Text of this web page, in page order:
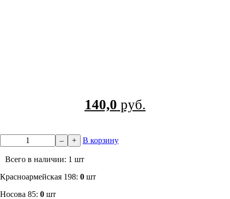
140,0 руб.
– + В корзину
Всего в наличии: 1 шт
​Красноармейская 198: 0 шт
Носова 85: 0 шт